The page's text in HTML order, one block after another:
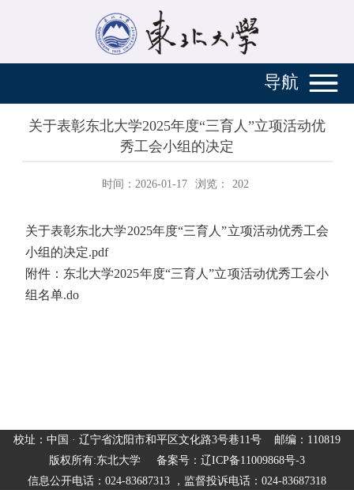
导航
关于表彰东北大学2025年度“三育人”立项活动优
秀工会小组的决定
时间：2026-01-17 浏览： 202
关于表彰东北大学2025年度“三育人”立项活动优秀工会
小组的决定.pdf
附件：东北大学2025年度“三育人”立项活动优秀工会小
组名单.do
校址：中国 · 辽宁省沈阳市和平区文化路3号巷11号 邮编：110819
版权所有:东北大学 备案号：辽ICP备11009868号-3
信息公开电话：024-83687313 ，监督投诉电话：024-83687318